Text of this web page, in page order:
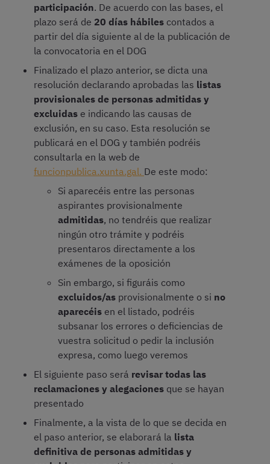
participación. De acuerdo con las bases, el
plazo será de 20 días hábiles contados a
partir del día siguiente al de la publicación de
la convocatoria en el DOG
Finalizado el plazo anterior, se dicta una
resolución declarando aprobadas las listas
provisionales de personas admitidas y
excluidas e indicando las causas de
exclusión, en su caso. Esta resolución se
publicará en el DOG y también podréis
consultarla en la web de
funcionpublica.xunta.gal. De este modo:
Si aparecéis entre las personas
aspirantes provisionalmente
admitidas, no tendréis que realizar
ningún otro trámite y podréis
presentaros directamente a los
exámenes de la oposición
Sin embargo, si figuráis como
excluidos/as provisionalmente o si no
aparecéis en el listado, podréis
subsanar los errores o deficiencias de
vuestra solicitud o pedir la inclusión
expresa, como luego veremos
El siguiente paso será revisar todas las
reclamaciones y alegaciones que se hayan
presentado
Finalmente, a la vista de lo que se decida en
el paso anterior, se elaborará la lista
definitiva de personas admitidas y